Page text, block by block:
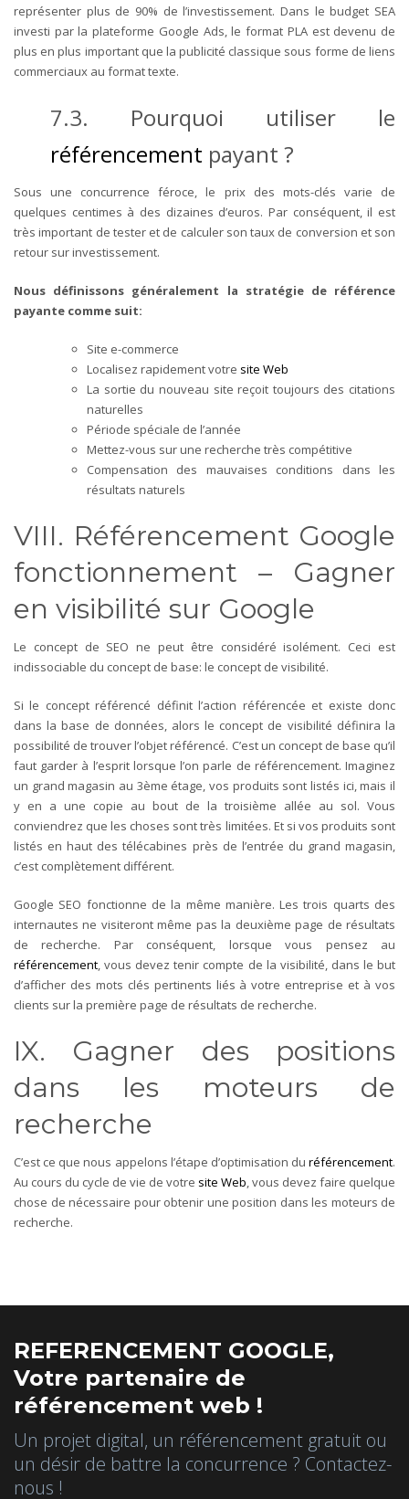
représenter plus de 90% de l’investissement. Dans le budget SEA
investi par la plateforme Google Ads, le format PLA est devenu de
plus en plus important que la publicité classique sous forme de liens
commerciaux au format texte.
7.3. Pourquoi utiliser le
référencement payant ?
Sous une concurrence féroce, le prix des mots-clés varie de
quelques centimes à des dizaines d’euros. Par conséquent, il est
très important de tester et de calculer son taux de conversion et son
retour sur investissement.
Nous définissons généralement la stratégie de référence
payante comme suit:
Site e-commerce
Localisez rapidement votre site Web
La sortie du nouveau site reçoit toujours des citations
naturelles
Période spéciale de l’année
Mettez-vous sur une recherche très compétitive
Compensation des mauvaises conditions dans les
résultats naturels
VIII. Référencement Google
fonctionnement – Gagner
en visibilité sur Google
Le concept de SEO ne peut être considéré isolément. Ceci est
indissociable du concept de base: le concept de visibilité.
Si le concept référencé définit l’action référencée et existe donc
dans la base de données, alors le concept de visibilité définira la
possibilité de trouver l’objet référencé. C’est un concept de base qu’il
faut garder à l’esprit lorsque l’on parle de référencement. Imaginez
un grand magasin au 3ème étage, vos produits sont listés ici, mais il
y en a une copie au bout de la troisième allée au sol. Vous
conviendrez que les choses sont très limitées. Et si vos produits sont
listés en haut des télécabines près de l’entrée du grand magasin,
c’est complètement différent.
Google SEO fonctionne de la même manière. Les trois quarts des
internautes ne visiteront même pas la deuxième page de résultats
de recherche. Par conséquent, lorsque vous pensez au
référencement, vous devez tenir compte de la visibilité, dans le but
d’afficher des mots clés pertinents liés à votre entreprise et à vos
clients sur la première page de résultats de recherche.
IX. Gagner des positions
dans les moteurs de
recherche
C’est ce que nous appelons l’étape d’optimisation du référencement.
Au cours du cycle de vie de votre site Web, vous devez faire quelque
chose de nécessaire pour obtenir une position dans les moteurs de
recherche.
REFERENCEMENT GOOGLE,
Votre partenaire de
référencement web !
Un projet digital, un référencement gratuit ou
un désir de battre la concurrence ? Contactez-
nous !